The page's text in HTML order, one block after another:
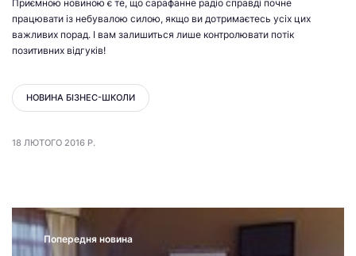
Приємною новиною є те, що сарафанне радіо справді почне
працювати із небувалою силою, якщо ви дотримаєтесь усіх цих
важливих порад. І вам залишиться лише контролювати потік
позитивних відгуків!
НОВИНА БІЗНЕС-ШКОЛИ
18 ЛЮТОГО 2016 Р.
Попередня новина